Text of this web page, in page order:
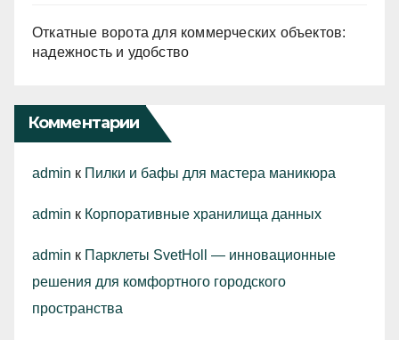
Откатные ворота для коммерческих объектов:
надежность и удобство
Комментарии
admin к Пилки и бафы для мастера маникюра
admin к Корпоративные хранилища данных
admin к Парклеты SvetHoll — инновационные
решения для комфортного городского
пространства